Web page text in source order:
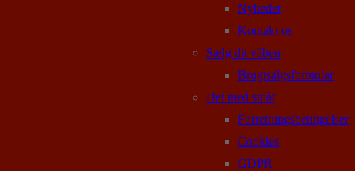
Nyheder
Kontakt os
Sælg dit våben
Brugtsalgsformular
Det med småt
Forretningsbetingelser
Cookies
GDPR